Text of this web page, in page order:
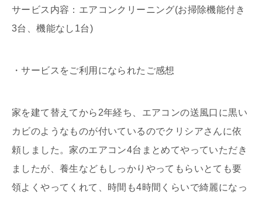
サービス内容：エアコンクリーニング(お掃除機能付き
3台、機能なし1台)
・サービスをご利用になられたご感想
家を建て替えてから2年経ち、エアコンの送風口に黒い
カビのようなものが付いているのでクリシアさんに依
頼しました。家のエアコン4台まとめてやっていただき
ましたが、養生などもしっかりやってもらいとても要
領よくやってくれて、時間も4時間くらいで綺麗になっ